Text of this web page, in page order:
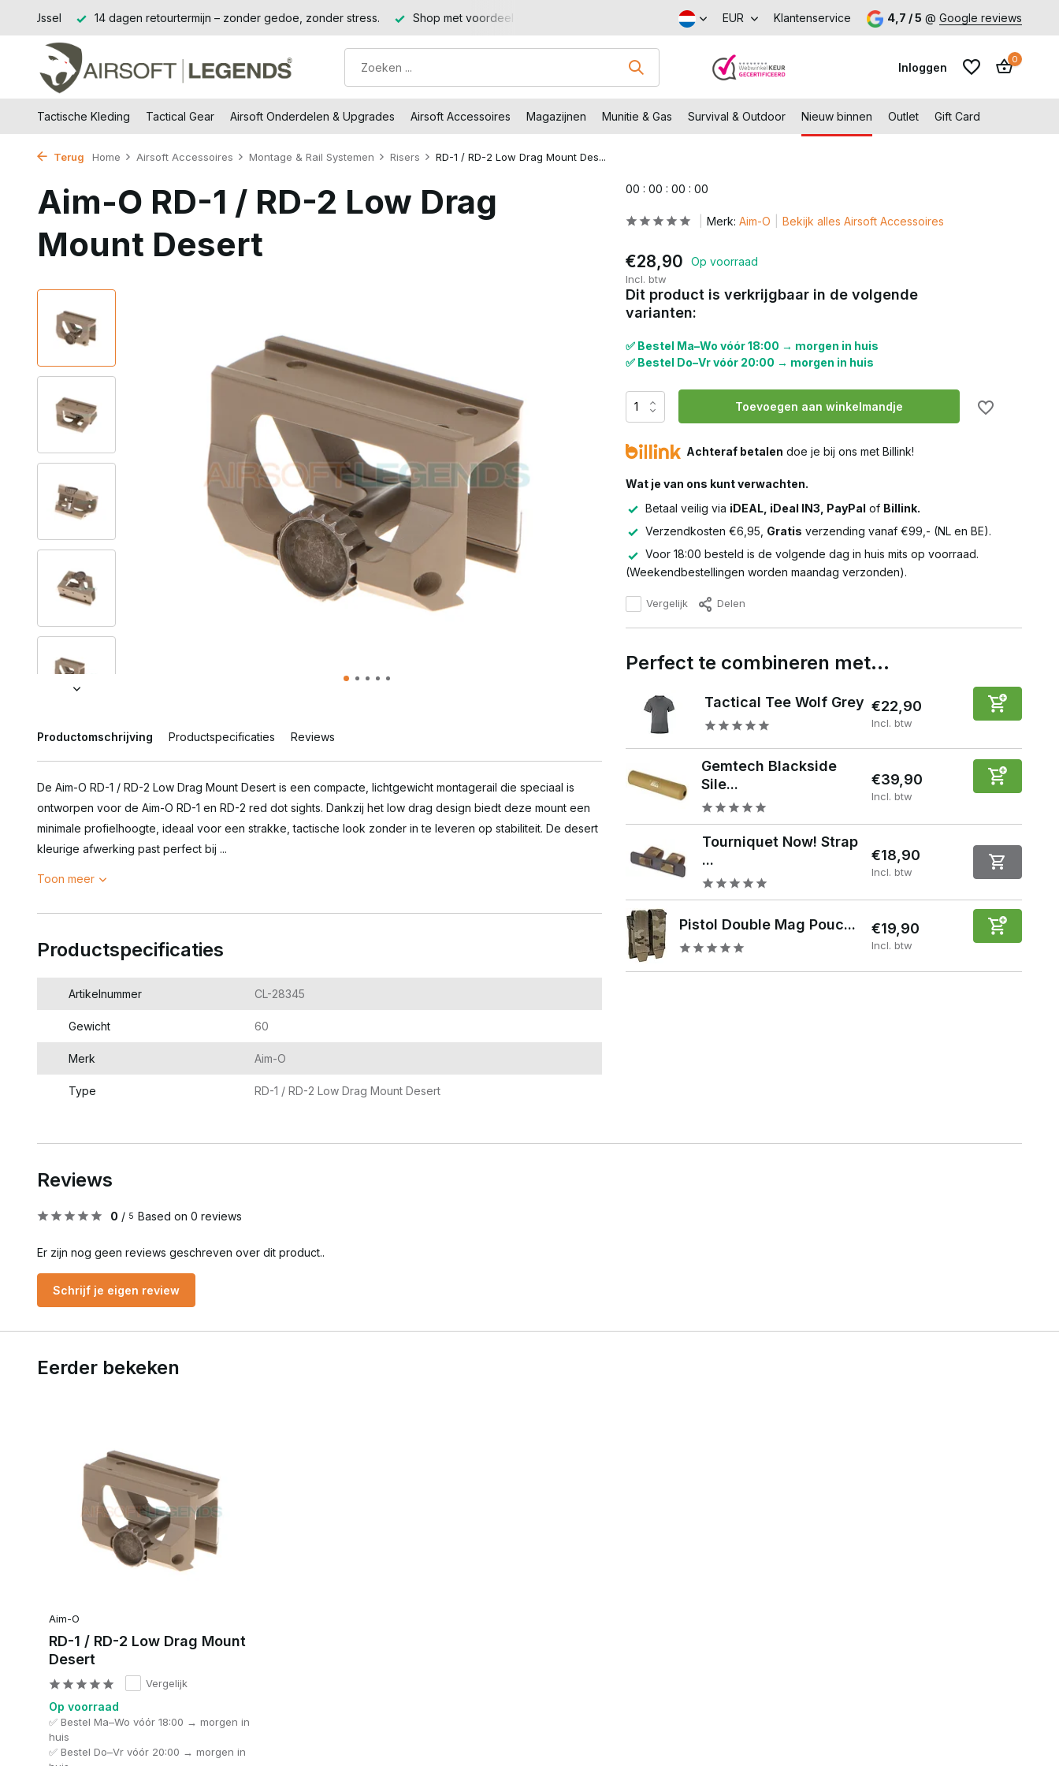
14 dagen retourtermijn – zonder gedoe, zonder stress. Shop met voordeel – Gratis verzending vanaf €99,- Bezoek onze fysieke winkel in Capelle aan den IJssel
EUR Klantenservice 4,7 / 5 @ Google reviews
Inloggen
0
Tactische Kleding Tactical Gear Airsoft Onderdelen & Upgrades Airsoft Accessoires Magazijnen Munitie & Gas Survival & Outdoor Nieuw binnen Outlet Gift Card
Terug Home Airsoft Accessoires Montage & Rail Systemen Risers RD-1 / RD-2 Low Drag Mount Des...
Aim-O RD-1 / RD-2 Low Drag
Mount Desert
Productomschrijving Productspecificaties Reviews
De Aim-O RD-1 / RD-2 Low Drag Mount Desert is een compacte, lichtgewicht montagerail die speciaal is
ontworpen voor de Aim-O RD-1 en RD-2 red dot sights. Dankzij het low drag design biedt deze mount een
minimale profielhoogte, ideaal voor een strakke, tactische look zonder in te leveren op stabiliteit. De desert
kleurige afwerking past perfect bij ...
Toon meer
Productspecificaties
Artikelnummer CL-28345
Gewicht 60
Merk Aim-O
Type RD-1 / RD-2 Low Drag Mount Desert
00 : 00 : 00 : 00
Merk: Aim-O Bekijk alles Airsoft Accessoires
€28,90 Op voorraad
Incl. btw
Dit product is verkrijgbaar in de volgende
varianten:
✅ Bestel Ma–Wo vóór 18:00 → morgen in huis
✅ Bestel Do–Vr vóór 20:00 → morgen in huis
Toevoegen aan winkelmandje
Achteraf betalen doe je bij ons met Billink!
Wat je van ons kunt verwachten.
Betaal veilig via iDEAL, iDeal IN3, PayPal of Billink.
Verzendkosten €6,95, Gratis verzending vanaf €99,- (NL en BE).
Voor 18:00 besteld is de volgende dag in huis mits op voorraad.
(Weekendbestellingen worden maandag verzonden).
Vergelijk Delen
Perfect te combineren met…
Tactical Tee Wolf Grey €22,90
Incl. btw
Gemtech Blackside
Sile...
€39,90
Incl. btw
Tourniquet Now! Strap
...
€18,90
Incl. btw
Pistol Double Mag Pouc... €19,90
Incl. btw
Reviews
0 / 5 Based on 0 reviews
Er zijn nog geen reviews geschreven over dit product..
Schrijf je eigen review
Eerder bekeken
Aim-O
RD-1 / RD-2 Low Drag Mount
Desert
Vergelijk
Op voorraad
✅ Bestel Ma–Wo vóór 18:00 → morgen in
huis
✅ Bestel Do–Vr vóór 20:00 → morgen in